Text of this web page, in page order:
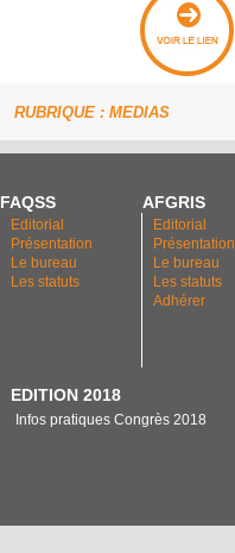
RUBRIQUE : MEDIAS
FAQSS AFGRIS
Editorial
Présentation
Le bureau
Les statuts
Editorial
Présentation
Le bureau
Les statuts
Adhérer
EDITION 2018
Infos pratiques Congrès 2018